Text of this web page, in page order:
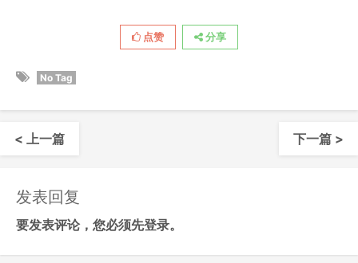
点赞 分享
No Tag
< 上一篇 下一篇 >
发表回复
要发表评论，您必须先登录。